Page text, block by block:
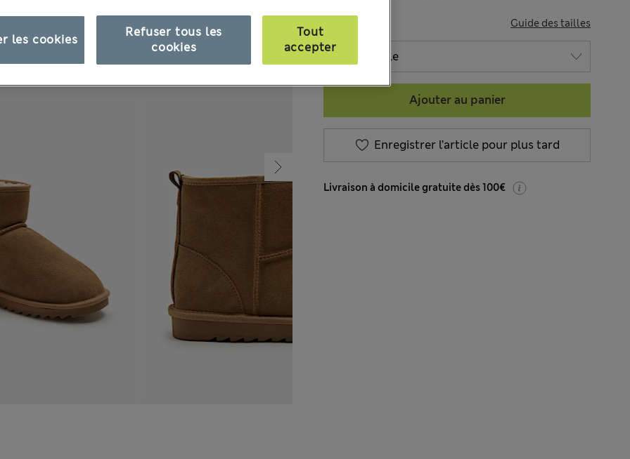
Guide des tailles
Ajouter au panier
Enregistrer l’article pour plus tard
Livraison à domicile gratuite dès 100€
Refuser tous les
cookies
Tout
accepter
les cookies